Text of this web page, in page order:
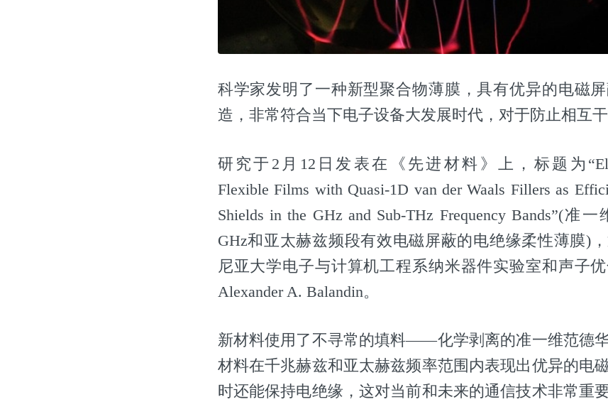
科学家发明了一种新型聚合物薄膜，具有优异的电磁
造，非常符合当下电子设备大发展时代，对于防止相互干
研究于2月12日发表在《先进材料》上，标题为
Flexible Films with Quasi‐1D van der Waals Fillers as
Shields in the GHz and Sub‐THz Frequency Bands”(准
GHz和亚太赫兹频段有效电磁屏蔽的电绝缘柔性薄膜)
尼亚大学电子与计算机工程系纳米器件实验室和声子
Alexander A. Balandin。
新材料使用了不寻常的填料——化学剥离的准一维范德
材料在千兆赫兹和亚太赫兹频率范围内表现出优异的电
时还能保持电绝缘，这对当前和未来的通信技术非常重